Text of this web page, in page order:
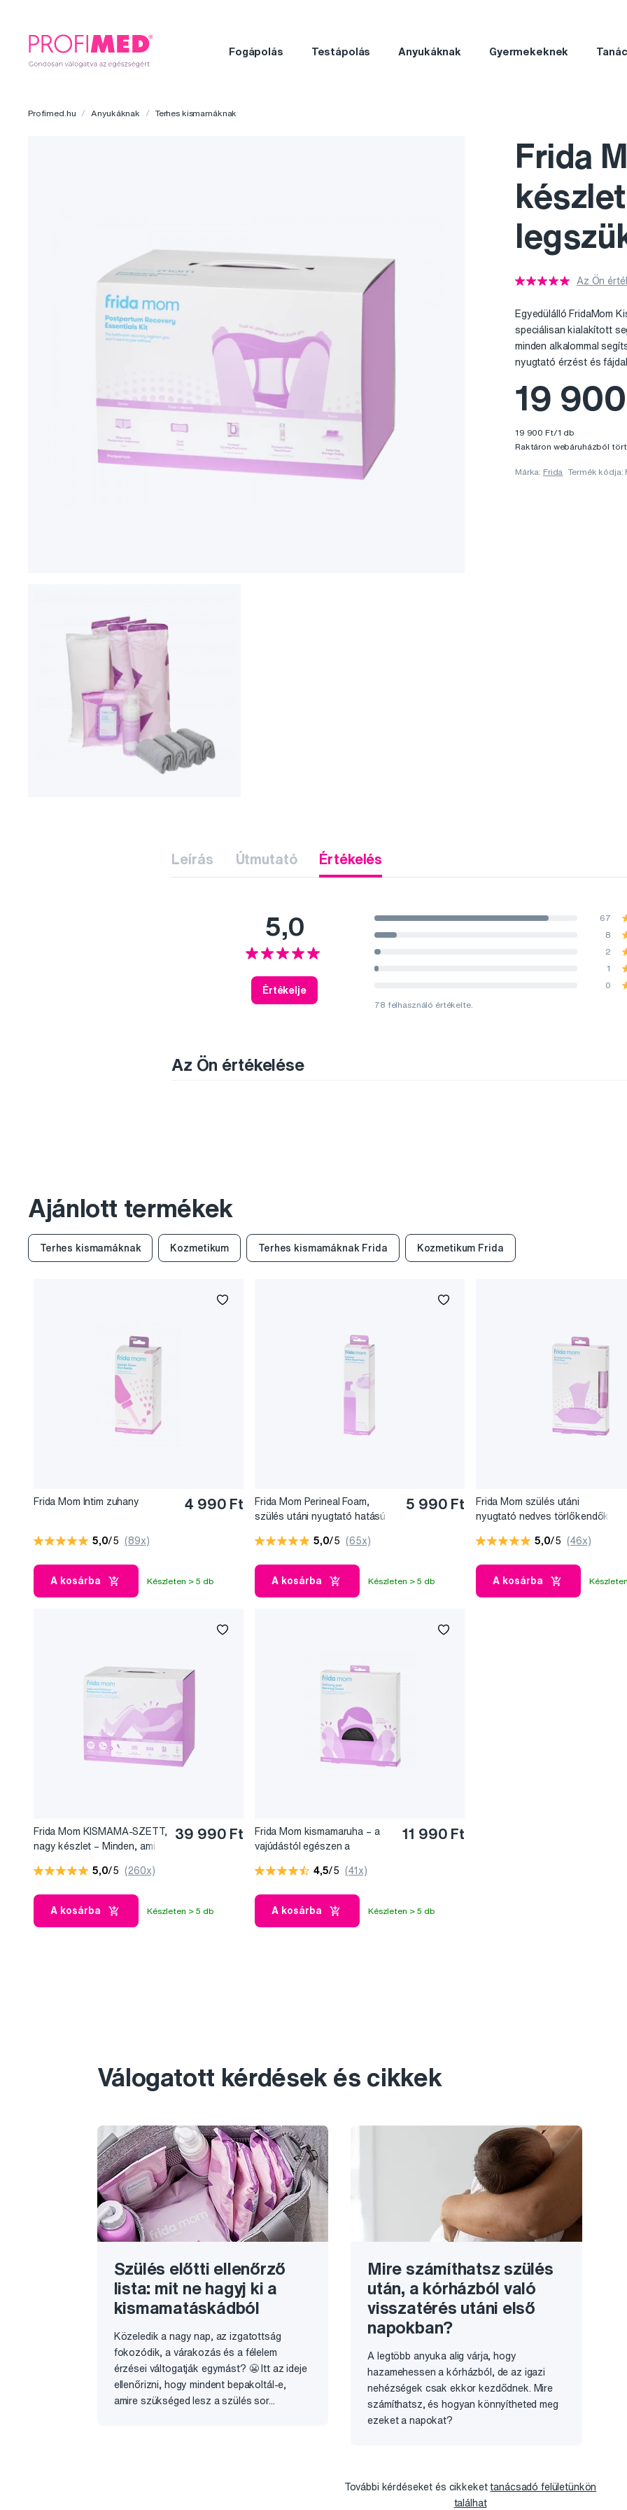
Fogápolás Testápolás Anyukáknak Gyermekeknek
Profimed.hu Anyukáknak Terhes kismamáknak
Frida
Az Ön
Egyedülálló FridaMom
speciálisan kialakított
minden alkalommal
nyugtató érzést és
19
19 900 Ft/1 db
Raktáron webáruházból
Márka: Frida Termék kódja:
Leírás Útmutató Értékelés
5,0
Értékelje
67
8
2
1
0
78 felhasználó értékelte.
Az Ön értékelése
Ajánlott termékek
Terhes kismamáknak Kozmetikum Terhes kismamáknak Frida Kozmetikum Frida
Frida Mom Intim zuhany 4 990 Ft
5,0/5 (89x)
A kosárba Készleten > 5 db
Frida Mom Perineal Foam,
szülés utáni nyugtató hatású
5 990 Ft
5,0/5 (65x)
A kosárba Készleten > 5 db
Frida Mom szülés utáni
nyugtató nedves törlőkendők
5,0/5 (46x)
A kosárba
Frida Mom KISMAMA-SZETT,
nagy készlet – Minden, ami
39 990 Ft
5,0/5 (260x)
A kosárba Készleten > 5 db
Frida Mom kismamaruha – a
vajúdástól egészen a
11 990 Ft
4,5/5 (41x)
A kosárba Készleten > 5 db
Válogatott kérdések és cikkek
Szülés előtti ellenőrző
lista: mit ne hagyj ki a
kismamatáskádból
Közeledik a nagy nap, az izgatottság
fokozódik, a várakozás és a félelem
érzései váltogatják egymást? 😬 Itt az ideje
ellenőrizni, hogy mindent bepakoltál-e,
amire szükséged lesz a szülés sor...
Mire számíthatsz szülés
után, a kórházból való
visszatérés utáni első
napokban?
A legtöbb anyuka alig várja, hogy
hazamehessen a kórházból, de az igazi
nehézségek csak ekkor kezdődnek. Mire
számíthatsz, és hogyan könnyítheted meg
ezeket a napokat?
További kérdéseket és cikkekettanácsadó felületünkön
találhat